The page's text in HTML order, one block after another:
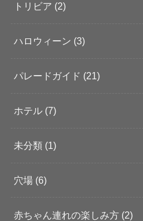
トリビア (2)
ハロウィーン (3)
パレードガイド (21)
ホテル (7)
未分類 (1)
穴場 (6)
赤ちゃん連れの楽しみ方 (2)